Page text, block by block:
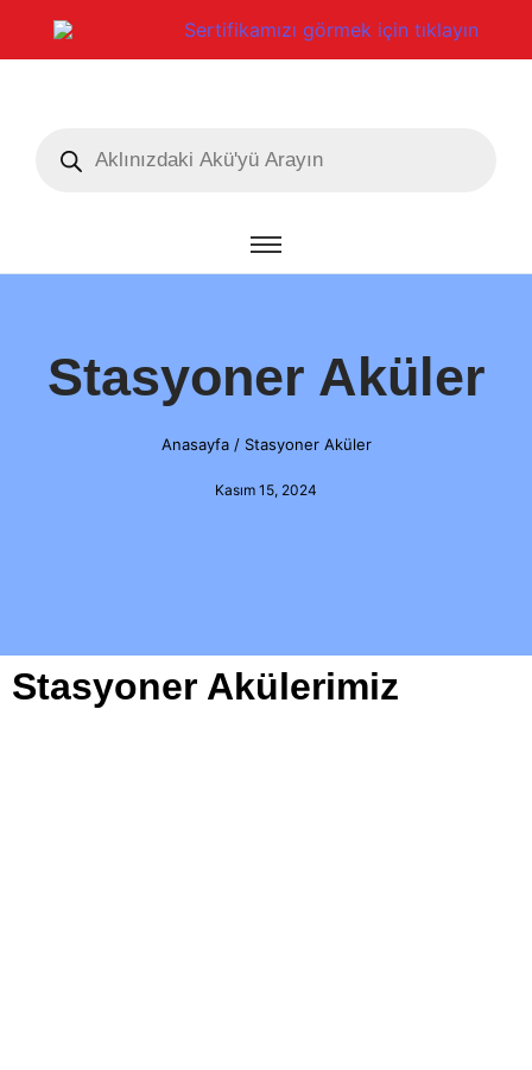
Sertifikamızı görmek için tıklayın
Stasyoner Aküler
Anasayfa / Stasyoner Aküler
Kasım 15, 2024
Stasyoner Akülerimiz